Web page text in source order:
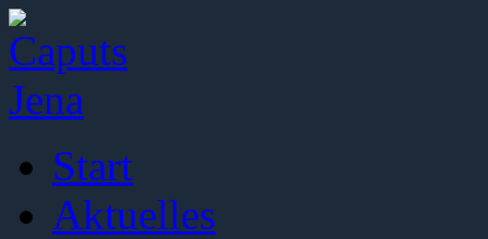
Start
Aktuelles